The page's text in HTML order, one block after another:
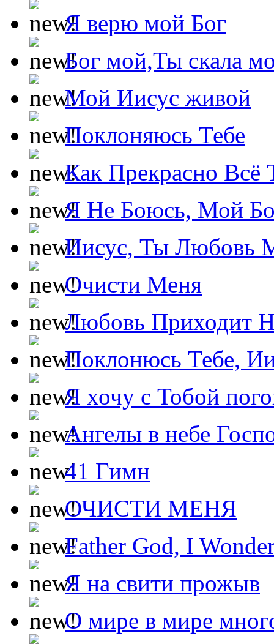
Я верю мой Бог
Бог мой,Ты скала
Мой Иисус живой
Поклоняюсь Тебе
Как Прекрасно Всё
Я Не Боюсь, Мой
Иисус, Ты Любовь
Очисти Меня
Любовь Приходит
Поклонюсь Тебе,
Я хочу с Тобой
Ангелы в небе
41 Гимн
ОЧИСТИ МЕНЯ
Father God, I
Я на свити прожыв
О мире в мире